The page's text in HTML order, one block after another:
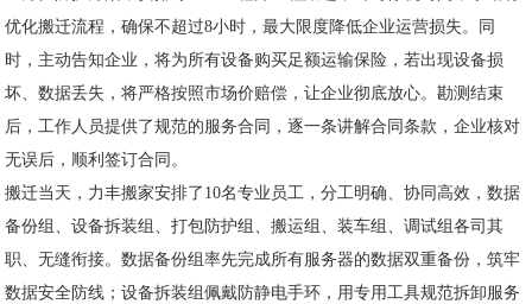
优化搬迁流程，确保不超过8小时，最大限度降低企业运营损失。同
时，主动告知企业，将为所有设备购买足额运输保险，若出现设备损
坏、数据丢失，将严格按照市场价赔偿，让企业彻底放心。勘测结束
后，工作人员提供了规范的服务合同，逐一条讲解合同条款，企业核对
无误后，顺利签订合同。
搬迁当天，力丰搬家安排了10名专业员工，分工明确、协同高效，数据
备份组、设备拆装组、打包防护组、搬运组、装车组、调试组各司其
职、无缝衔接。数据备份组率先完成所有服务器的数据双重备份，筑牢
数据安全防线；设备拆装组佩戴防静电手环，用专用工具规范拆卸服务